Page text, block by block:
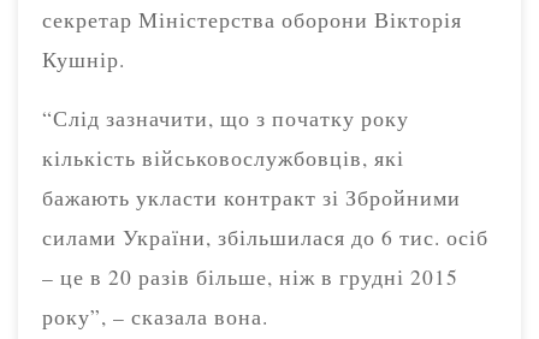
секретар Міністерства оборони Вікторія
Кушнір.
“Слід зазначити, що з початку року
кількість військовослужбовців, які
бажають укласти контракт зі Збройними
силами України, збільшилася до 6 тис. осіб
– це в 20 разів більше, ніж в грудні 2015
року”, – сказала вона.